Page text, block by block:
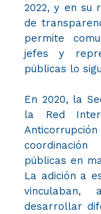
2022, y en su
de
permite
jefes y
públicas lo
En 2020, la
la Red
coordinación
públicas en
La adición a
vinculaban,
desarrollar